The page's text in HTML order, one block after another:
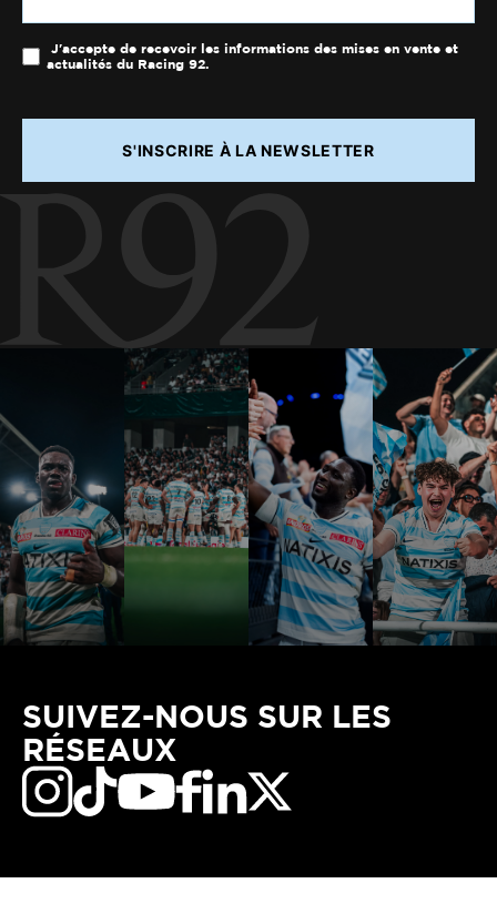
J'accepte de recevoir les informations des mises en vente et
actualités du Racing 92.
S'INSCRIRE À LA NEWSLETTER
SUIVEZ-NOUS SUR LES
RÉSEAUX